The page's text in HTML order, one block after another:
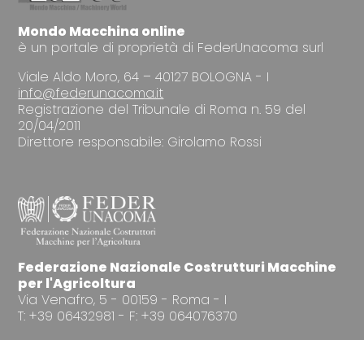
Mondo Macchina online
è un portale di proprietà di FederUnacoma surl
Viale Aldo Moro, 64 – 40127 BOLOGNA - I
info@federunacoma.it
Registrazione del Tribunale di Roma n. 59 del
20/04/2011
Direttore responsabile: Girolamo Rossi
Federazione Nazionale Costrutturi Macchine
per l'Agricoltura
Via Venafro, 5 - 00159 - Roma - I
T: +39 06432981 - F: +39 064076370